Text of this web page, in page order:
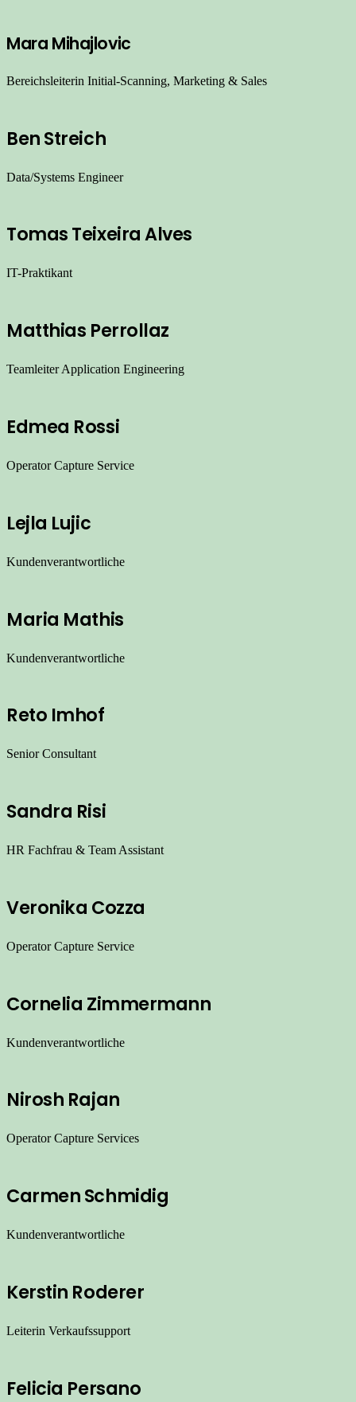
Mara Mihajlovic
Bereichsleiterin Initial-Scanning, Marketing & Sales
Ben Streich
Data/Systems Engineer
Tomas Teixeira Alves
IT-Praktikant
Matthias Perrollaz
Teamleiter Application Engineering
Edmea Rossi
Operator Capture Service
Lejla Lujic
Kundenverantwortliche
Maria Mathis
Kundenverantwortliche
Reto Imhof
Senior Consultant
Sandra Risi
HR Fachfrau & Team Assistant
Veronika Cozza
Operator Capture Service
Cornelia Zimmermann
Kundenverantwortliche
Nirosh Rajan
Operator Capture Services
Carmen Schmidig
Kundenverantwortliche
Kerstin Roderer
Leiterin Verkaufssupport
Felicia Persano